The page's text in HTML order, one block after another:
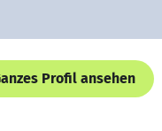
Profil ansehen